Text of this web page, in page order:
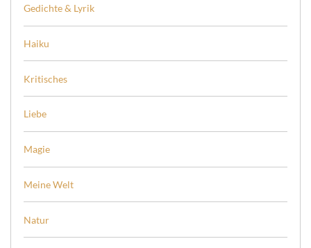
Gedichte & Lyrik
Haiku
Kritisches
Liebe
Magie
Meine Welt
Natur